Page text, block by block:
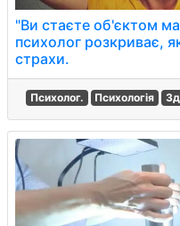
"Ви стаєте об'єктом
психолог розкриває,
страхи.
Психолог. Психологія